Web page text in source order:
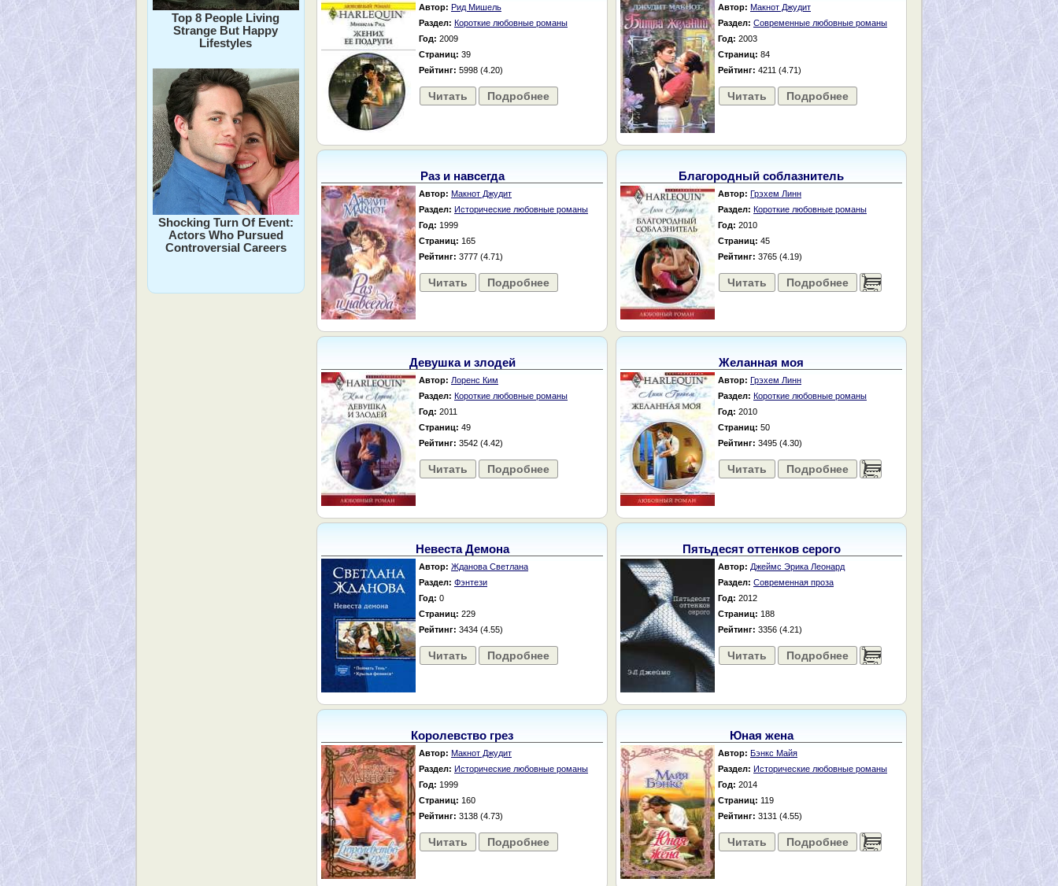
Top 8 People Living
Strange But Happy
Lifestyles
Shocking Turn Of Event:
Actors Who Pursued
Controversial Careers
Автор: Рид Мишель
Раздел: Короткие любовные романы
Год: 2009
Страниц: 39
Рейтинг: 5998 (4.20)
Читать Подробнее
Автор: Макнот Джудит
Раздел: Современные любовные романы
Год: 2003
Страниц: 84
Рейтинг: 4211 (4.71)
Читать Подробнее
Раз и навсегда
Автор: Макнот Джудит
Раздел: Исторические любовные романы
Год: 1999
Страниц: 165
Рейтинг: 3777 (4.71)
Читать Подробнее
Благородный соблазнитель
Автор: Грэхем Линн
Раздел: Короткие любовные романы
Год: 2010
Страниц: 45
Рейтинг: 3765 (4.19)
Читать Подробнее ......
Девушка и злодей
Автор: Лоренс Ким
Раздел: Короткие любовные романы
Год: 2011
Страниц: 49
Рейтинг: 3542 (4.42)
Читать Подробнее
Желанная моя
Автор: Грэхем Линн
Раздел: Короткие любовные романы
Год: 2010
Страниц: 50
Рейтинг: 3495 (4.30)
Читать Подробнее ......
Невеста Демона
Автор: Жданова Светлана
Раздел: Фэнтези
Год: 0
Страниц: 229
Рейтинг: 3434 (4.55)
Читать Подробнее
Пятьдесят оттенков серого
Автор: Джеймс Эрика Леонард
Раздел: Современная проза
Год: 2012
Страниц: 188
Рейтинг: 3356 (4.21)
Читать Подробнее ......
Королевство грез
Автор: Макнот Джудит
Раздел: Исторические любовные романы
Год: 1999
Страниц: 160
Рейтинг: 3138 (4.73)
Читать Подробнее
Юная жена
Автор: Бэнкс Майя
Раздел: Исторические любовные романы
Год: 2014
Страниц: 119
Рейтинг: 3131 (4.55)
Читать Подробнее ......